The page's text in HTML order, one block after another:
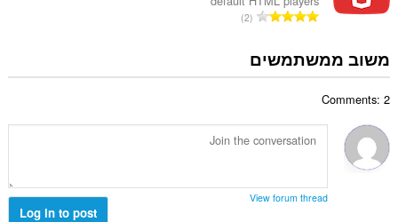
י
ם י
ו
ג
:
מ
ר
ר
ו
ם
2
משוב ממשתמשים
Comments: 2
View forum thread
Log in to post